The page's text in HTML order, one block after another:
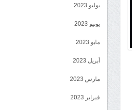
يوليو 2023
يونيو 2023
مايو 2023
أبريل 2023
مارس 2023
فبراير 2023